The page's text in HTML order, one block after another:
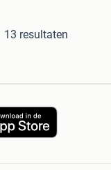
13 resultaten